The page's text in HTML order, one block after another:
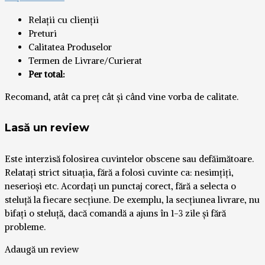
Relații cu clienții
Preturi
Calitatea Produselor
Termen de Livrare/Curierat
Per total:
Recomand, atât ca preț cât și când vine vorba de calitate.
Lasă un review
Este interzisă folosirea cuvintelor obscene sau defăimătoare.
Relatați strict situația, fără a folosi cuvinte ca: nesimțiți,
neserioși etc. Acordați un punctaj corect, fără a selecta o
steluță la fiecare secțiune. De exemplu, la secțiunea livrare, nu
bifați o steluță, dacă comandă a ajuns în 1-3 zile și fără
probleme.
Adaugă un review